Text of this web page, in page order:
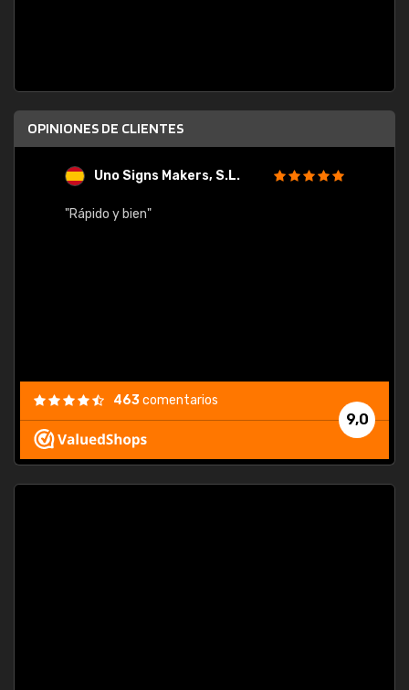
OPINIONES DE CLIENTES
Uno Signs Makers, S.L.
"Rápido y bien"
9,0
463comentarios